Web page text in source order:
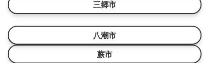
三郷市
八潮市
蕨市